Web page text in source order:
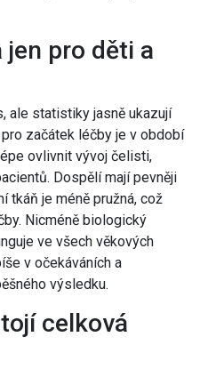
pro děti a
ale statistiky jasně ukazují
začátek léčby je v období
ovlivnit vývoj čelisti,
Dospělí mají pevněji
tkáň je méně pružná, což
Nicméně biologický
ve všech věkových
v očekáváních a
výsledku.
celková